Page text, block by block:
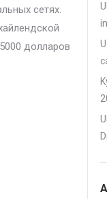
сетях.
долларов